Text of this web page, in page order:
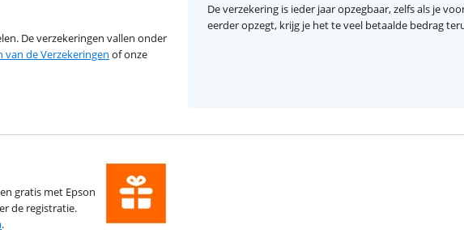
De verzekeringen vallen onder
van de Verzekeringen of onze
De verzekering is ieder jaar opzegbaar, zelfs als je
eerder opzegt, krijg je het te veel betaalde bedrag
gratis met Epson
de registratie.
.